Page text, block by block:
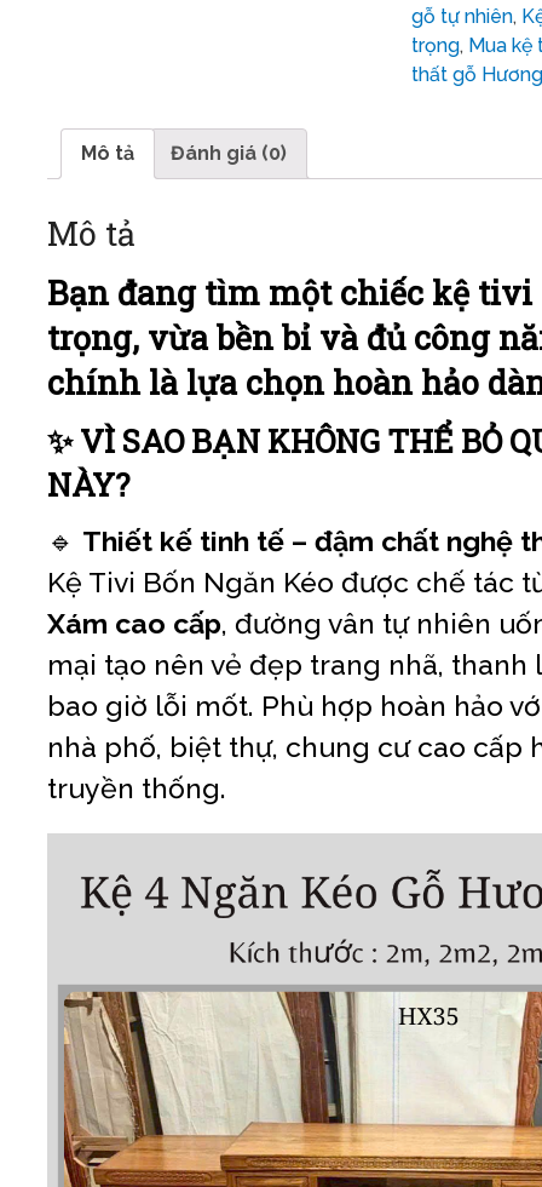
gỗ tự nhiên,
trọng, Mua kệ
thất gỗ
Mô tả Đánh giá (0)
Mô tả
Bạn đang tìm một chiếc kệ tivi
trọng, vừa bền bỉ và đủ công
chính là lựa chọn hoàn hảo
✨ VÌ SAO BẠN KHÔNG THỂ BỎ
NÀY?
🔹 Thiết kế tinh tế – đậm chất nghệ
Kệ Tivi Bốn Ngăn Kéo được chế tác
Xám cao cấp, đường vân tự nhiên
mại tạo nên vẻ đẹp trang nhã, thanh
bao giờ lỗi mốt. Phù hợp hoàn hảo
nhà phố, biệt thự, chung cư cao cấp
truyền thống.